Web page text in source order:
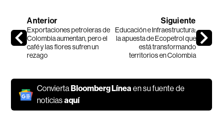
Anterior
Exportaciones petroleras de
Colombia aumentan, pero el
café y las flores sufren un
rezago
Siguiente
Educación e Infraestructura:
la apuesta de Ecopetrol que
está transformando
territorios en Colombia
Convierta Bloomberg Líneaen su fuente de
noticiasaquí